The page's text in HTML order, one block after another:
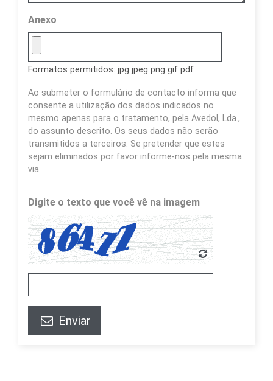
Anexo
Formatos permitidos: jpg jpeg png gif pdf
Ao submeter o formulário de contacto informa que
consente a utilização dos dados indicados no
mesmo apenas para o tratamento, pela Avedol, Lda.,
do assunto descrito. Os seus dados não serão
transmitidos a terceiros. Se pretender que estes
sejam eliminados por favor informe-nos pela mesma
via.
Digite o texto que você vê na imagem
Enviar